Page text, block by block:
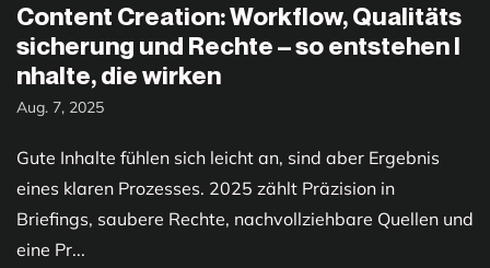
Content Creation: Workflow, Qualitäts
sicherung und Rechte – so entstehen I
nhalte, die wirken
Aug. 7, 2025
Gute Inhalte fühlen sich leicht an, sind aber Ergebnis
eines klaren Prozesses. 2025 zählt Präzision in
Briefings, saubere Rechte, nachvollziehbare Quellen und
eine Pr...